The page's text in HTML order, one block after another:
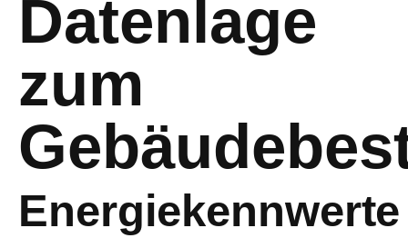
Datenlage
zum
Energiekennwerte